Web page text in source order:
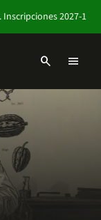
2027-1
search menu